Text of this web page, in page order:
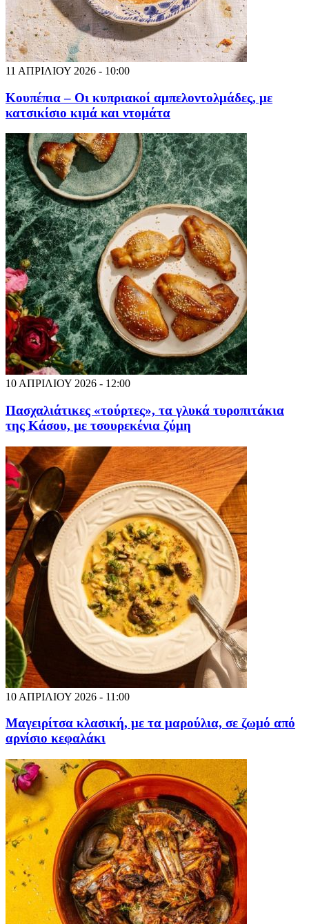
11 ΑΠΡΙΛΙΟΥ 2026 - 10:00
Κουπέπια – Οι κυπριακοί αμπελοντολμάδες, με
κατσικίσιο κιμά και ντομάτα
10 ΑΠΡΙΛΙΟΥ 2026 - 12:00
Πασχαλιάτικες «τούρτες», τα γλυκά τυροπιτάκια
της Κάσου, με τσουρεκένια ζύμη
10 ΑΠΡΙΛΙΟΥ 2026 - 11:00
Μαγειρίτσα κλασική, με τα μαρούλια, σε ζωμό από
αρνίσιο κεφαλάκι